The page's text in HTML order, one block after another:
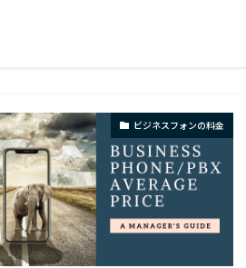
ビジネスフォンの料金